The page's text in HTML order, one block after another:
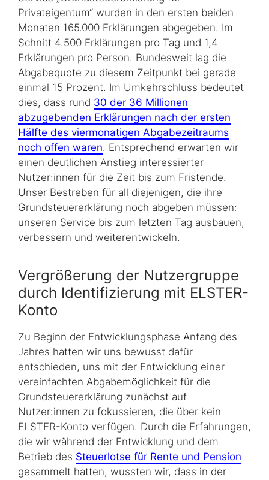
Privateigentum“ wurden in den ersten beiden
Monaten 165.000 Erklärungen abgegeben. Im
Schnitt 4.500 Erklärungen pro Tag und 1,4
Erklärungen pro Person. Bundesweit lag die
Abgabequote zu diesem Zeitpunkt bei gerade
einmal 15 Prozent. Im Umkehrschluss bedeutet
dies, dass rund 30 der 36 Millionen
abzugebenden Erklärungen nach der ersten
Hälfte des viermonatigen Abgabezeitraums
noch offen waren. Entsprechend erwarten wir
einen deutlichen Anstieg interessierter
Nutzer:innen für die Zeit bis zum Fristende.
Unser Bestreben für all diejenigen, die ihre
Grundsteuererklärung noch abgeben müssen:
unseren Service bis zum letzten Tag ausbauen,
verbessern und weiterentwickeln.
Vergrößerung der Nutzergruppe
durch Identifizierung mit ELSTER-
Konto
Zu Beginn der Entwicklungsphase Anfang des
Jahres hatten wir uns bewusst dafür
entschieden, uns mit der Entwicklung einer
vereinfachten Abgabemöglichkeit für die
Grundsteuererklärung zunächst auf
Nutzer:innen zu fokussieren, die über kein
ELSTER-Konto verfügen. Durch die Erfahrungen,
die wir während der Entwicklung und dem
Betrieb des Steuerlotse für Rente und Pension
gesammelt hatten, wussten wir, dass in der